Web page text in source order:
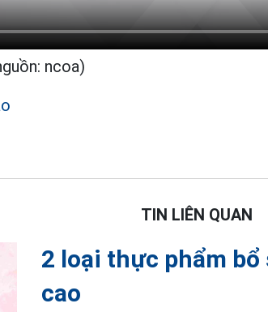
ncoa)
TIN LIÊN QUAN
2 loại thực phẩm
cao